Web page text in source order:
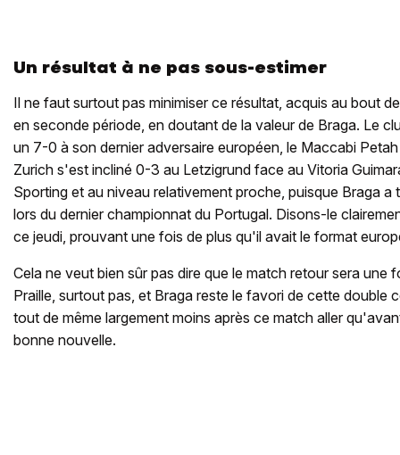
Un résultat à ne pas sous-estimer
Il ne faut surtout pas minimiser ce résultat, acquis au bout
en seconde période, en doutant de la valeur de Braga. Le
un 7-0 à son dernier adversaire européen, le Maccabi
Zurich s'est incliné 0-3 au Letzigrund face au Vitoria
Sporting et au niveau relativement proche, puisque Braga a
lors du dernier championnat du Portugal. Disons-le
ce jeudi, prouvant une fois de plus qu'il avait le format
Cela ne veut bien sûr pas dire que le match retour sera une
Praille, surtout pas, et Braga reste le favori de cette double
tout de même largement moins après ce match aller
bonne nouvelle.